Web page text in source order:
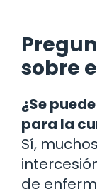
sobre
¿Se
para la
Sí,
de